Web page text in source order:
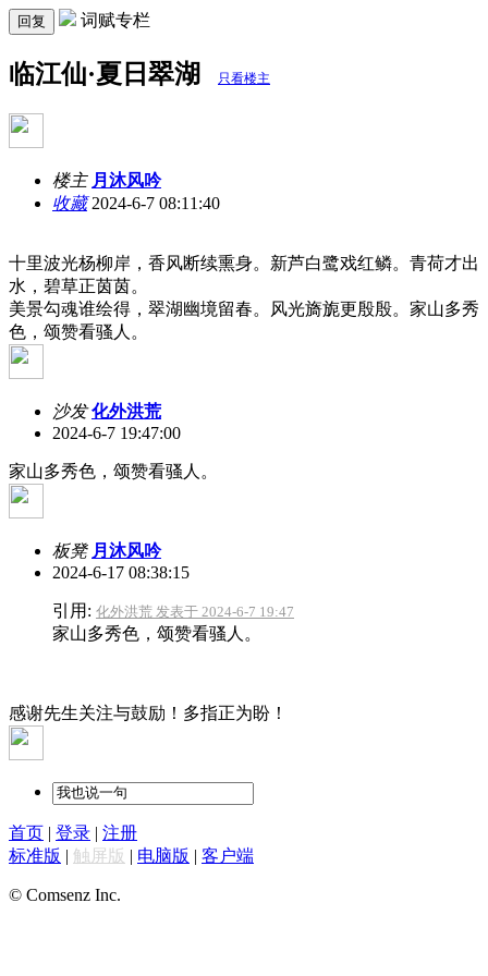
回复 词赋专栏
临江仙·夏日翠湖 只看楼主
楼主 月沐风吟
收藏2024-6-7 08:11:40
十里波光杨柳岸，香风断续熏身。新芦白鹭戏红鳞。青荷才出
水，碧草正茵茵。
美景勾魂谁绘得，翠湖幽境留春。风光旖旎更殷殷。家山多秀
色，颂赞看骚人。
沙发 化外洪荒
2024-6-7 19:47:00
家山多秀色，颂赞看骚人。
板凳 月沐风吟
2024-6-17 08:38:15
引用: 化外洪荒 发表于 2024-6-7 19:47
家山多秀色，颂赞看骚人。
感谢先生关注与鼓励！多指正为盼！
首页 | 登录 | 注册
标准版 | 触屏版 | 电脑版 | 客户端
© Comsenz Inc.